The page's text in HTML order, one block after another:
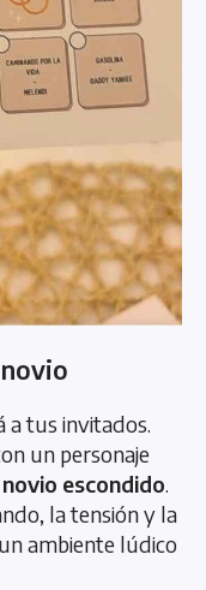
a tus invitados.
un personaje
novio escondido.
la tensión y la
ambiente lúdico